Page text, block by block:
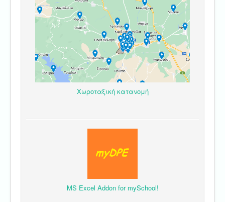
Χωροταξική κατανομή
MS Excel Addon for mySchool!